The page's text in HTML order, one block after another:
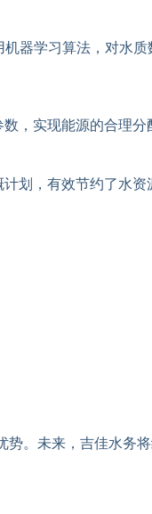
器学习算法，对水
，实现能源的合理分
划，有效节约了水资
。未来，吉佳水务